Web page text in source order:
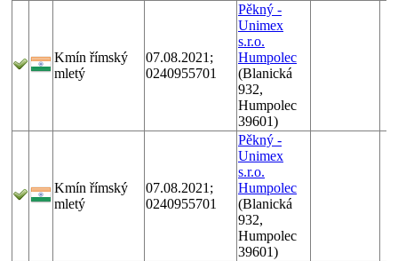
Kmín římský
mletý
07.08.2021;
0240955701
Pěkný -
Unimex
s.r.o.
Humpolec
(Blanická
932,
Humpolec
39601)
Kmín římský
mletý
07.08.2021;
0240955701
Pěkný -
Unimex
s.r.o.
Humpolec
(Blanická
932,
Humpolec
39601)